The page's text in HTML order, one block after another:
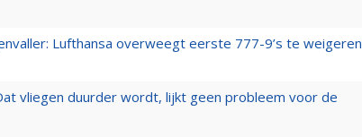
Lufthansa overweegt eerste 777-9’s te weigeren
vliegen duurder wordt, lijkt geen probleem voor de